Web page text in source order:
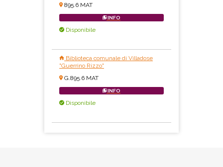
895.6 MAT
INFO
Disponibile
Biblioteca comunale di Villadose
"Guerrino Rizzo"
G.895.6 MAT
INFO
Disponibile